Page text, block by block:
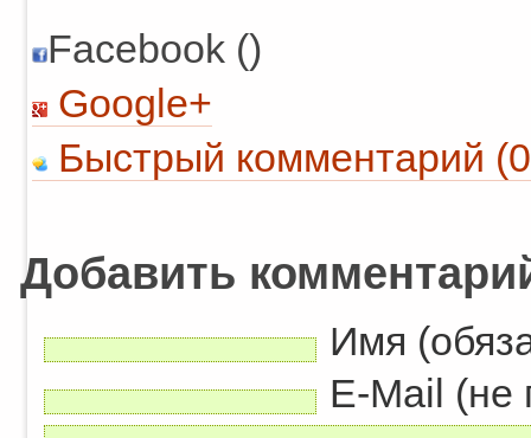
Facebook ()
Google+
Быстрый комментарий
Добавить
Имя
E-Mail (не